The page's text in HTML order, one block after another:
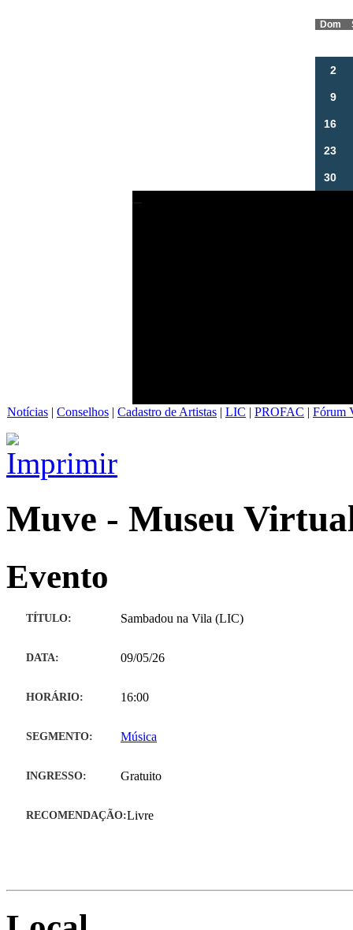
Dom
2
9
16
23
30
Notícias | Conselhos | Cadastro de Artistas | LIC | PROFAC | Fórum
Muve - Museu
Evento
TÍTULO: Sambadou na Vila (LIC)
DATA: 09/05/26
HORÁRIO: 16:00
SEGMENTO: Música
INGRESSO: Gratuito
RECOMENDAÇÃO:Livre